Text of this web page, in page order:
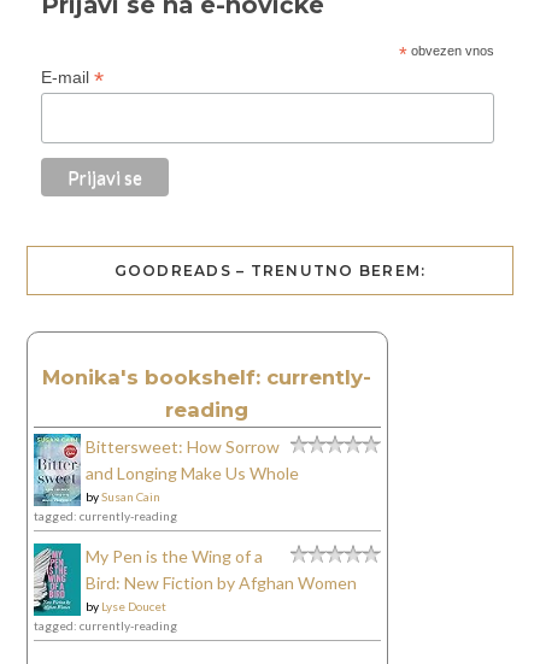
* obvezen vnos
E-mail *
GOODREADS – TRENUTNO BEREM:
Monika's bookshelf: currently-
reading
Bittersweet: How Sorrow
and Longing Make Us Whole
bySusan Cain
tagged: currently-reading
My Pen is the Wing of a
Bird: New Fiction by Afghan Women
by Lyse Doucet
tagged: currently-reading